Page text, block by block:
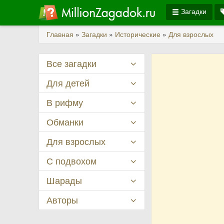
Загадки
Главная » Загадки » Исторические » Для взрослых
Все загадки
Для детей
В рифму
Обманки
Для взрослых
С подвохом
Шарады
Авторы